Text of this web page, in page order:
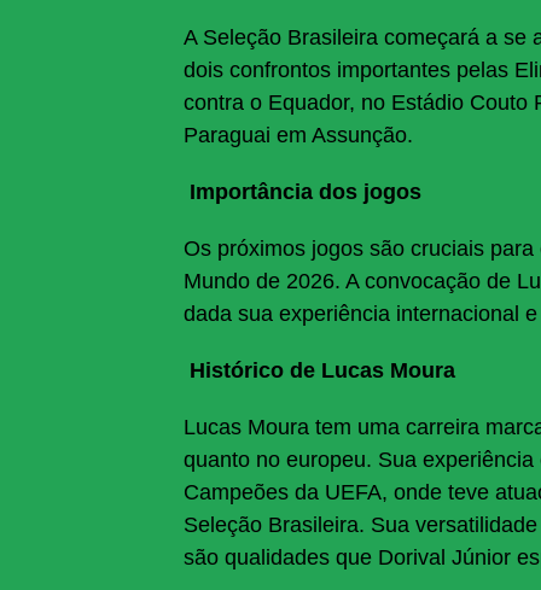
A Seleção Brasileira começará a se
dois confrontos importantes pelas
contra o Equador, no Estádio Couto
Paraguai em Assunção.
Importância dos jogos
Os próximos jogos são cruciais
Mundo de 2026. A convocação de
dada sua experiência internacional
Histórico de Lucas Moura
Lucas Moura tem uma carreira
quanto no europeu. Sua
Campeões da UEFA, onde teve
Seleção Brasileira. Sua
são qualidades que Dorival Júnior